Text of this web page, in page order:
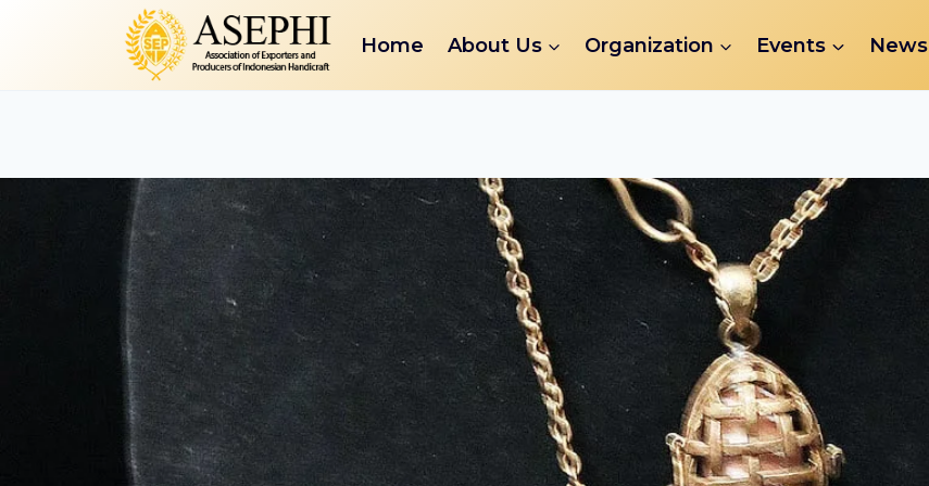
Home About Us Organization Events News